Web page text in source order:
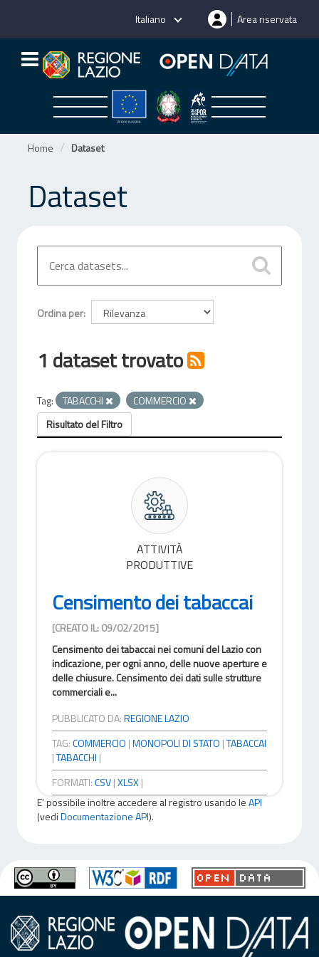
Italiano Area riservata
Home Dataset
Dataset
Ordina per
1 dataset trovato
Tag: TABACCHI
COMMERCIO
Risultato del Filtro
ATTIVITÀ
PRODUTTIVE
Censimento dei tabaccai
[CREATO IL: 09/02/2015]
Censimento dei tabaccai nei comuni del Lazio con
indicazione, per ogni anno, delle nuove aperture e
delle chiusure. Censimento dei dati sulle strutture
commerciali e...
PUBBLICATO DA:REGIONE LAZIO
TAG:COMMERCIO |MONOPOLI DI STATO |TABACCAI
|TABACCHI |
FORMATI:CSV|XLSX|
E' possibile inoltre accedere al registro usando leAPI
(vediDocumentazione API).